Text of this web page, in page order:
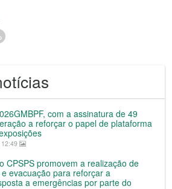
com a assinatura de 49
a reforçar o papel de plataforma
CPSPS promovem a realização de
evacuação para reforçar a
a emergências por parte do